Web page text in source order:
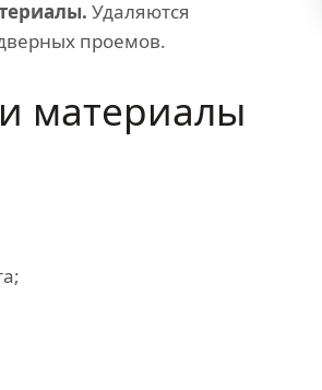
Удаляются
проемов.
и материалы